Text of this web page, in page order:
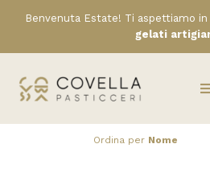
Benvenuta Estate! Ti aspettiamo
gelati
Ordina per Nome